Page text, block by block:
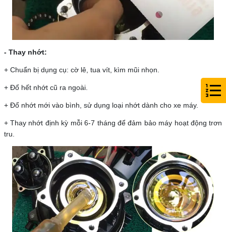
- Thay nhớt:
+ Chuẩn bị dụng cụ: cờ lê, tua vít, kìm mũi nhọn.
+ Đổ hết nhớt cũ ra ngoài.
+ Đổ nhớt mới vào bình, sử dụng loại nhớt dành cho xe máy.
+ Thay nhớt định kỳ mỗi 6-7 tháng để đảm bảo máy hoạt động trơn
tru.